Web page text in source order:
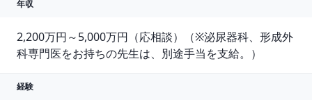
年収
2,200万円～5,000万円（応相談）（※泌尿器科、形成外
科専門医をお持ちの先生は、別途手当を支給。）
経験